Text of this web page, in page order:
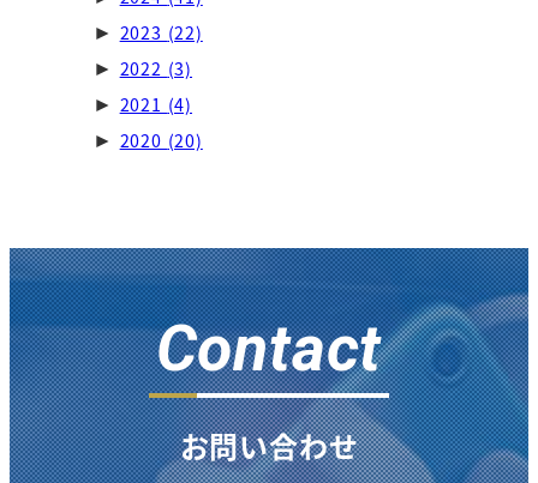
► 2023 (22)
► 2022 (3)
► 2021 (4)
► 2020 (20)
Contact
お問い合わせ